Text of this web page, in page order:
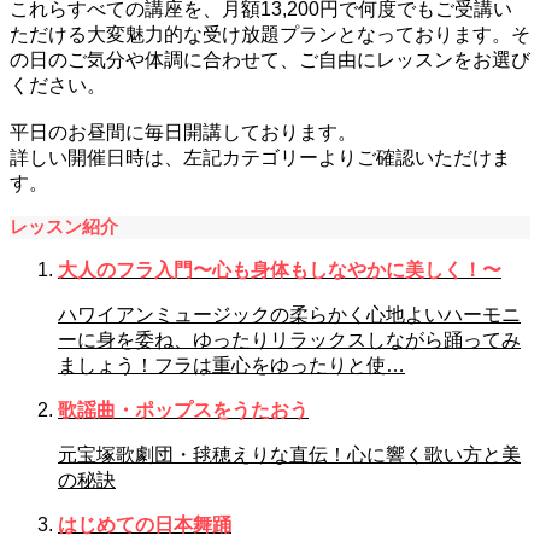
これらすべての講座を、月額13,200円で何度でもご受講い
ただける大変魅力的な受け放題プランとなっております。そ
の日のご気分や体調に合わせて、ご自由にレッスンをお選び
ください。
平日のお昼間に毎日開講しております。
詳しい開催日時は、左記カテゴリーよりご確認いただけま
す。
レッスン紹介
大人のフラ入門〜心も身体もしなやかに美しく！〜
ハワイアンミュージックの柔らかく心地よいハーモニ
ーに身を委ね、ゆったりリラックスしながら踊ってみ
ましょう！フラは重心をゆったりと使…
歌謡曲・ポップスをうたおう
元宝塚歌劇団・毬穂えりな直伝！心に響く歌い方と美
の秘訣
はじめての日本舞踊